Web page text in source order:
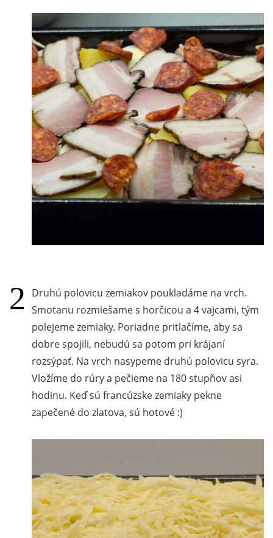
Druhú polovicu zemiakov poukladáme na vrch.
Smotanu rozmiešame s horčicou a 4 vajcami, tým
polejeme zemiaky. Poriadne pritlačíme, aby sa
dobre spojili, nebudú sa potom pri krájaní
rozsýpať. Na vrch nasypeme druhú polovicu syra.
Vložíme do rúry a pečieme na 180 stupňov asi
hodinu. Keď sú francúzske zemiaky pekne
zapečené do zlatova, sú hotové :)